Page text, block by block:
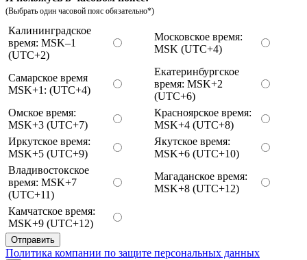
(Выбрать один часовой пояс обязательно*)
Калининградское
время: MSK–1
(UTC+2)
Московское время:
MSK (UTC+4)
Самарское время
MSK+1: (UTC+4)
Екатеринбургское
время: MSK+2
(UTC+6)
Омское время:
MSK+3 (UTC+7)
Красноярское время:
MSK+4 (UTC+8)
Иркутское время:
MSK+5 (UTC+9)
Якутское время:
MSK+6 (UTC+10)
Владивостокское
время: MSK+7
(UTC+11)
Магаданское время:
MSK+8 (UTC+12)
Камчатское время:
MSK+9 (UTC+12)
Отправить
Политика компании по защите персональных данных